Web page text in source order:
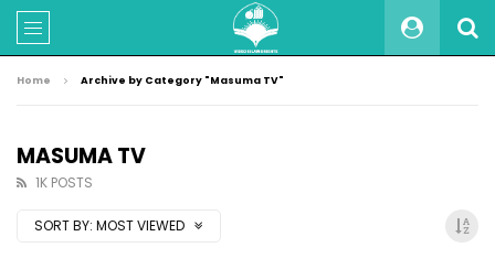
Home Archive by Category "Masuma TV"
MASUMA TV
1K POSTS
SORT BY: MOST VIEWED